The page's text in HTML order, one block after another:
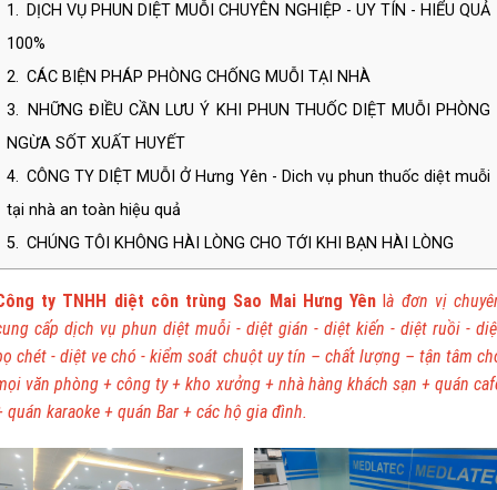
1. DỊCH VỤ PHUN DIỆT MUỖI CHUYÊN NGHIỆP - UY TÍN - HIỂU QUẢ
100%
2. CÁC BIỆN PHÁP PHÒNG CHỐNG MUỖI TẠI NHÀ
3.
NHỮNG ĐIỀU CẦN LƯU Ý KHI PHUN THUỐC DIỆT MUỖI PHÒNG
NGỪA SỐT XUẤT HUYẾT
4. CÔNG TY DIỆT MUỖI Ở Hưng Yên - Dich vụ phun thuốc diệt muỗi
tại nhà an toàn hiệu quả
5. CHÚNG TÔI KHÔNG HÀI LÒNG CHO TỚI KHI BẠN HÀI LÒNG
ty TNHH diệt côn trùng Sao Mai Hưng Yên là đơn vị
cấp dịch vụ phun diệt muỗi - diệt gián - diệt kiến - diệt ruồi -
chét - diệt ve chó - kiểm soát chuột uy tín – chất lượng – tận tâm
văn phòng + công ty + kho xưởng + nhà hàng khách sạn + quán
quán karaoke + quán Bar + các hộ gia đình.